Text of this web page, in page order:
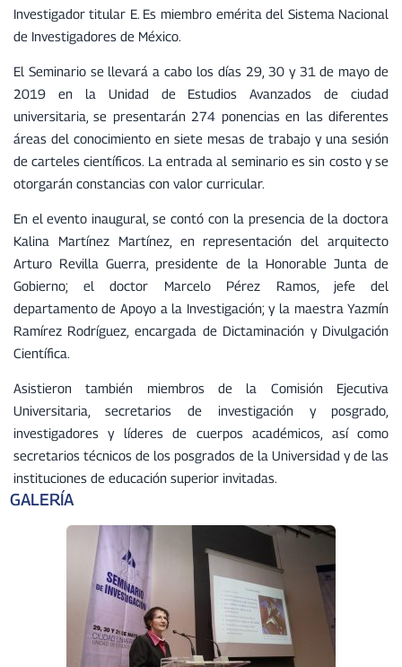
Investigador titular E. Es miembro emérita del Sistema Nacional
de Investigadores de México.
El Seminario se llevará a cabo los días 29, 30 y 31 de mayo de
2019 en la Unidad de Estudios Avanzados de ciudad
universitaria, se presentarán 274 ponencias en las diferentes
áreas del conocimiento en siete mesas de trabajo y una sesión
de carteles científicos. La entrada al seminario es sin costo y se
otorgarán constancias con valor curricular.
En el evento inaugural, se contó con la presencia de la doctora
Kalina Martínez Martínez, en representación del arquitecto
Arturo Revilla Guerra, presidente de la Honorable Junta de
Gobierno; el doctor Marcelo Pérez Ramos, jefe del
departamento de Apoyo a la Investigación; y la maestra Yazmín
Ramírez Rodríguez, encargada de Dictaminación y Divulgación
Científica.
Asistieron también miembros de la Comisión Ejecutiva
Universitaria, secretarios de investigación y posgrado,
investigadores y líderes de cuerpos académicos, así como
secretarios técnicos de los posgrados de la Universidad y de las
instituciones de educación superior invitadas.
GALERÍA